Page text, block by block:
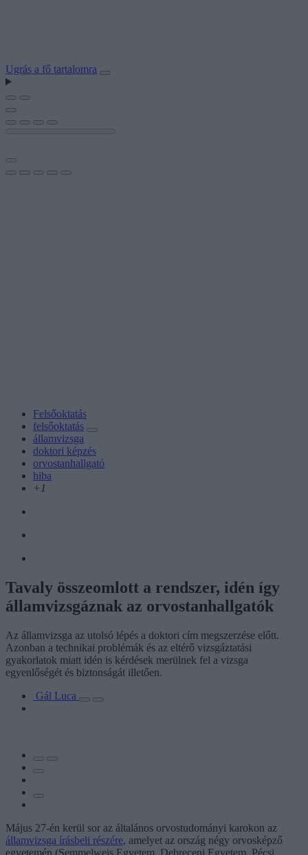
Ugrás a fő tartalomra
Felsőoktatás
felsőoktatás
államvizsga
doktori képzés
orvostanhallgató
hiba
+1
Tavaly összeomlott a rendszer, idén így
államvizsgáznak az orvostanhallgatók
Az államvizsga az utolsó lépés a doktori cím megszerzése előtt.
Azonban a technikai problémák és az eltérő vizsgáztatási
gyakorlatok miatt idén is kérdések merülnek fel a vizsga
egyenlőségét és biztonságát illetően.
Gál Luca
Május 27-én kerül sor az általános orvostudományi karokon az
államvizsga írásbeli részére, amelyet az ország négy orvosképző
egyetemén (Semmelweis Egyetem, Debreceni Egyetem, Pécsi